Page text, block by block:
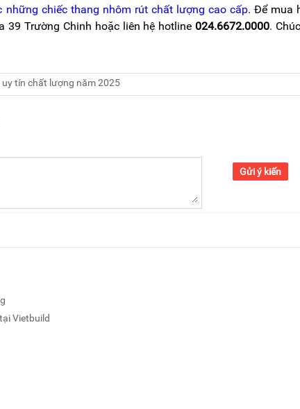
những chiếc thang nhôm rút chất lượng cao cấp. Để mua
39 Trường Chinh hoặc liên hệ hotline024.6672.0000.
tín chất lượng năm 2025
Gửi ý kiến
Vietbuild